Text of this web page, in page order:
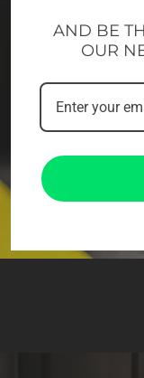
AND BE
OUR